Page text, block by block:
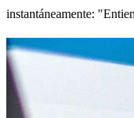
instantáneamente: